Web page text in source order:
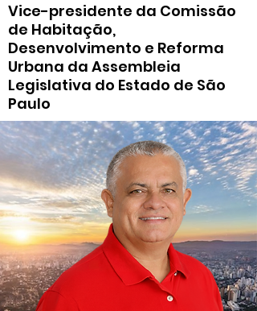
Vice-presidente da Comissão
de Habitação,
Desenvolvimento e Reforma
Urbana da Assembleia
Legislativa do Estado de São
Paulo